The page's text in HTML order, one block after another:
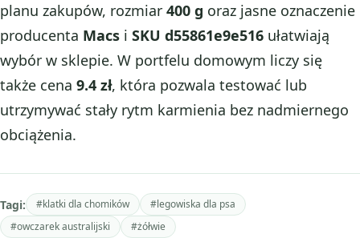
planu zakupów, rozmiar 400 g oraz jasne oznaczenie
producenta Macs i SKU d55861e9e516 ułatwiają
wybór w sklepie. W portfelu domowym liczy się
także cena 9.4 zł, która pozwala testować lub
utrzymywać stały rytm karmienia bez nadmiernego
obciążenia.
Tagi: #klatki dla chomików
#legowiska dla psa
#owczarek australijski
#żółwie